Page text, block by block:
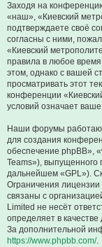
Заходя на
«наш», «Киевский
подтверждаете своё
согласны с ними,
«Киевский
правила в любое
этом, однако с вашей
просматривать этот
конференции
условий означает
Наши форумы
для создания
обеспечение phpBB»,
Teams»), выпущенного
дальнейшем «GPL»).
Ограничения лицензии
связаны с
Limited не несёт
определяет в
За дополнительной
https://www.phpbb.com/.